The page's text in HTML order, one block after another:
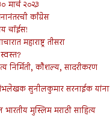
धुरा
मार्च २०२३
काँग्रेस
चॉईस!
महाराष्ट्र तीसरा
निर्मिती, कौशल्य, सादरीकरण
सुनीलकुमार सरनाईक यांना
मुस्लिम मराठी साहित्य